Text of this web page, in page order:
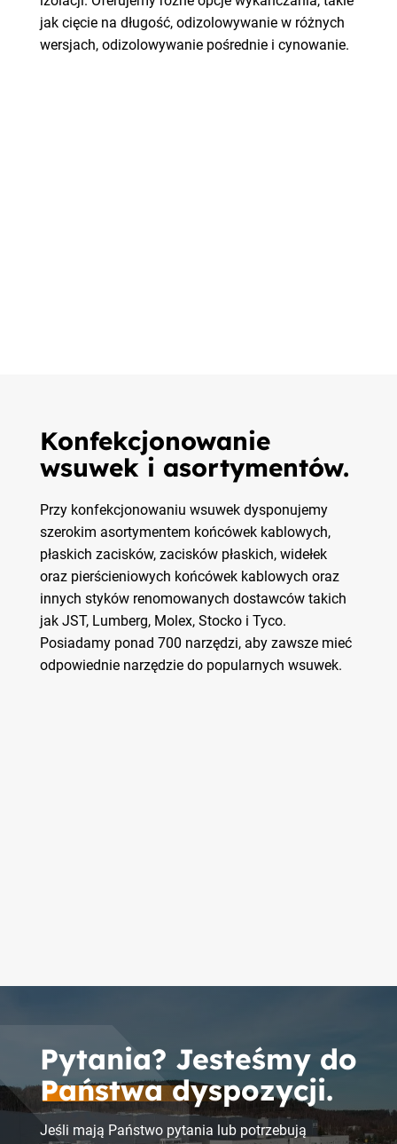
jak cięcie na długość, odizolowywanie w różnych
wersjach, odizolowywanie pośrednie i cynowanie.
Konfekcjonowanie
wsuwek i asortymentów.
Przy konfekcjonowaniu wsuwek dysponujemy
szerokim asortymentem końcówek kablowych,
płaskich zacisków, zacisków płaskich, widełek
oraz pierścieniowych końcówek kablowych oraz
innych styków renomowanych dostawców takich
jak JST, Lumberg, Molex, Stocko i Tyco.
Posiadamy ponad 700 narzędzi, aby zawsze mieć
odpowiednie narzędzie do popularnych wsuwek.
Pytania? Jesteśmy do
Państwa dyspozycji.
Jeśli mają Państwo pytania lub potrzebują